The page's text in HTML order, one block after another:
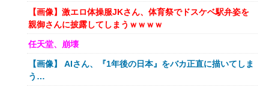
【画像】激エロ体操服JKさん、体育祭でドスケベ駅弁姿を
親御さんに披露してしまうｗｗｗｗ
任天堂、崩壊
【画像】 AIさん、『1年後の日本』をバカ正直に描いてしま
う…